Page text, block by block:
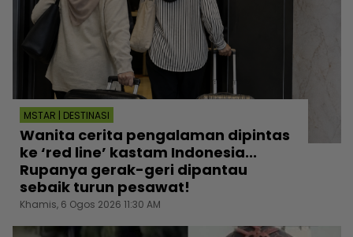
MSTAR | DESTINASI
Wanita cerita pengalaman dipintas
ke ‘red line’ kastam Indonesia...
Rupanya gerak-geri dipantau
sebaik turun pesawat!
Khamis, 6 Ogos 2026 11:30 AM